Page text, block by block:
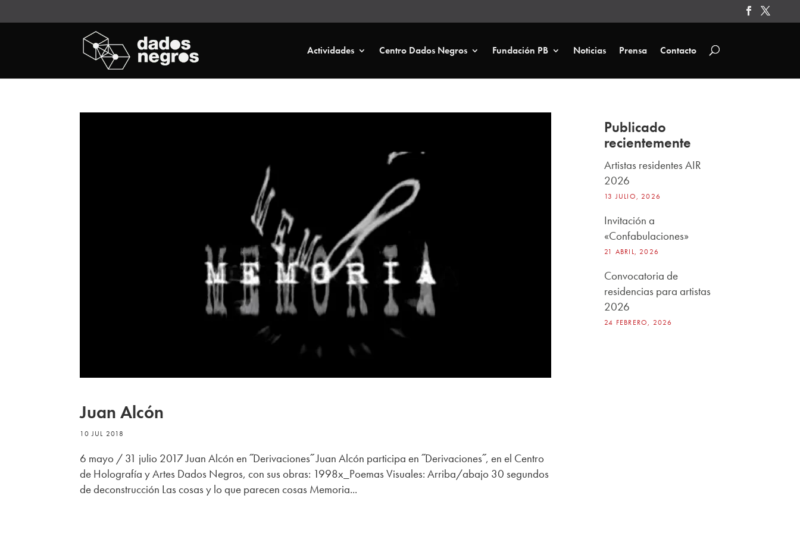
Actividades Centro Dados Negros Fundación PB Noticias Prensa Contacto
Juan Alcón
10 JUL 2018
6 mayo / 31 julio 2017 Juan Alcón en ˝Derivaciones˝ Juan Alcón participa en ˝Derivaciones˝, en el Centro
de Holografía y Artes Dados Negros, con sus obras: 1998x_Poemas Visuales: Arriba/abajo 30 segundos
de deconstrucción Las cosas y lo que parecen cosas Memoria...
Publicado
recientemente
Artistas residentes AIR
2026
13 JULIO, 2026
Invitación a
«Confabulaciones»
21 ABRIL, 2026
Convocatoria de
residencias para artistas
2026
24 FEBRERO, 2026